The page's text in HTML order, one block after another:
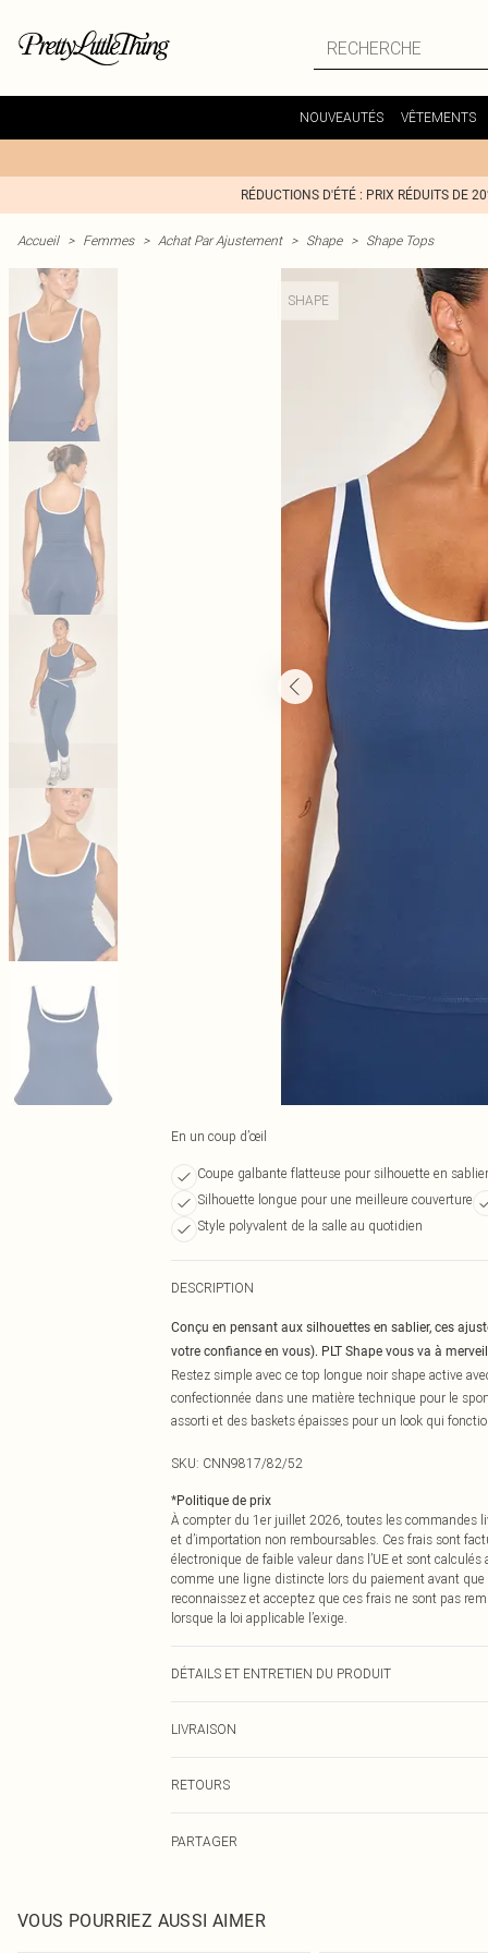
NOUVEAUTÉS VÊTEMENTS
RÉDUCTIONS D'ÉTÉ : PRIX RÉDUITS DE
Accueil > Femmes > Achat Par Ajustement > Shape > Shape Tops
SHAPE
En un coup d’œil
Coupe galbante flatteuse pour silhouette en sablier
Silhouette longue pour une meilleure couverture
Style polyvalent de la salle au quotidien
DESCRIPTION
Conçu en pensant aux silhouettes en sablier, ces
votre confiance en vous). PLT Shape vous va à
Restez simple avec ce top longue noir shape active
confectionnée dans une matière technique pour le
assorti et des baskets épaisses pour un look qui
SKU: CNN9817/82/52
*Politique de prix
À compter du 1er juillet 2026, toutes les commandes
et d’importation non remboursables. Ces frais sont
électronique de faible valeur dans l’UE et sont
comme une ligne distincte lors du paiement avant
reconnaissez et acceptez que ces frais ne sont pas
lorsque la loi applicable l’exige.
DÉTAILS ET ENTRETIEN DU PRODUIT
LIVRAISON
RETOURS
Veuillez noter que nous ne pouvons pas rembourser
également être essayées en intérieur. Les articles
PARTAGER
VOUS POURRIEZ AUSSI AIMER